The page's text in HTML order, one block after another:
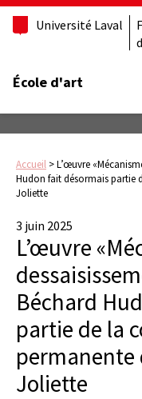
Université Laval
École d'art
Accueil >L’œuvre
Hudon fait désormais partie
Joliette
3 juin 2025
L’œuvre
Béchard
partie de la
permanente
Joliette